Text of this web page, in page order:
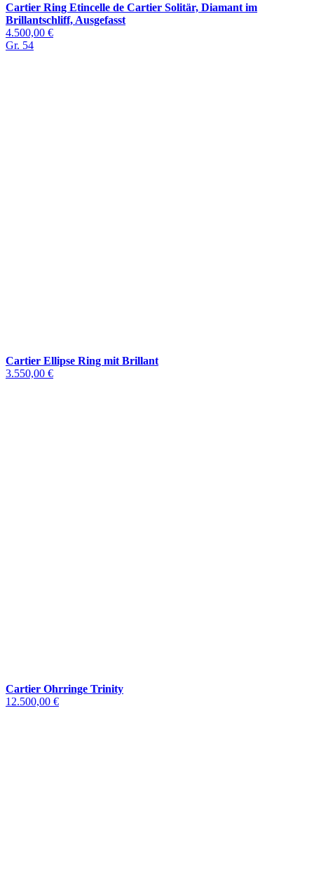
Cartier Ring Etincelle de Cartier Solitär, Diamant im
Brillantschliff, Ausgefasst
4.500,00 €
Gr. 54
Cartier Ellipse Ring mit Brillant
3.550,00 €
Cartier Ohrringe Trinity
12.500,00 €